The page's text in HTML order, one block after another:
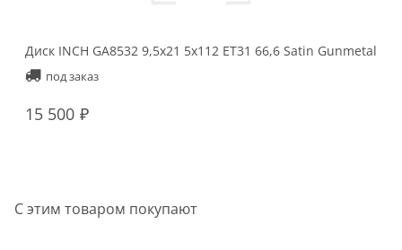
Диск INCH GA8532 9,5x21 5x112 ET31 66,6 Satin Gunmetal
под заказ
15 500
С этим товаром покупают